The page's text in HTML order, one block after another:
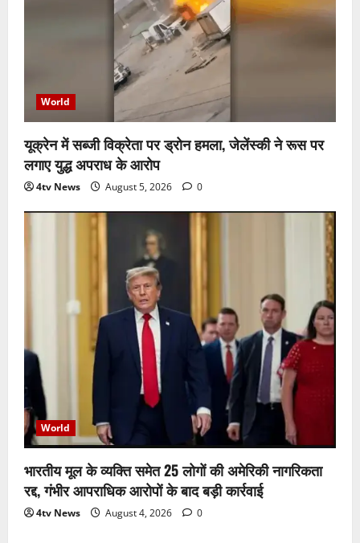
World
यूक्रेन में सब्जी विक्रेता पर ड्रोन हमला, जेलेंस्की ने रूस पर
लगाए युद्ध अपराध के आरोप
4tv News August 5, 2026 0
World
भारतीय मूल के व्यक्ति समेत 25 लोगों की अमेरिकी नागरिकता
रद्द, गंभीर आपराधिक आरोपों के बाद बड़ी कार्रवाई
4tv News August 4, 2026 0